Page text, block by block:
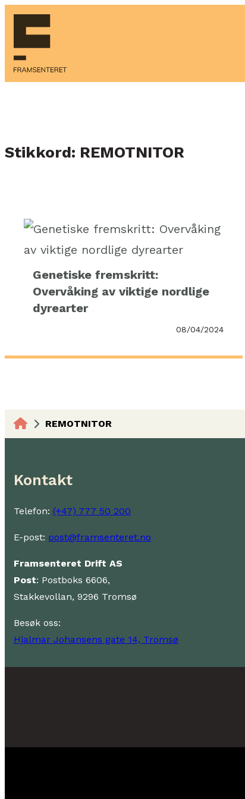
Hopp
innhold
Stikkord: REMOTNITOR
Genetiske fremskritt:
Overvåking av viktige nordlige
dyrearter
08/04/2024
REMOTNITOR
Kontakt
Telefon: (+47) 777 50 200
E-post: post@framsenteret.no
Framsenteret Drift AS
Post: Postboks 6606,
Stakkevollan, 9296 Tromsø
Besøk oss:
Hjalmar Johansens gate 14, Tromsø